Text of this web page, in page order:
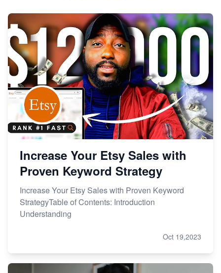
Increase Your Etsy Sales with
Proven Keyword Strategy
Increase Your Etsy Sales with Proven Keyword
StrategyTable of Contents: Introduction
Understanding
Oct 19,2023